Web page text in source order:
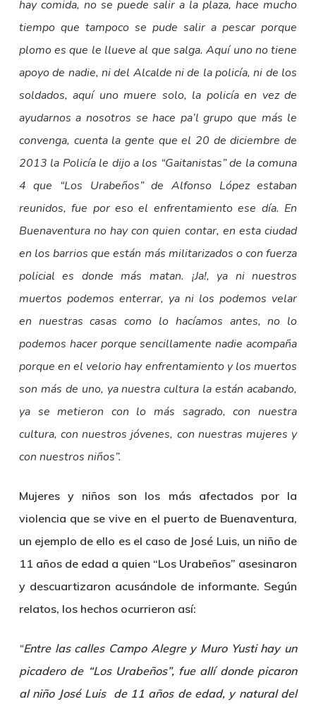
hay comida, no se puede salir a la plaza, hace mucho
tiempo que tampoco se pude salir a pescar porque
plomo es que le llueve al que salga. Aquí uno no tiene
apoyo de nadie, ni del Alcalde ni de la policía, ni de los
soldados, aquí uno muere solo, la policía en vez de
ayudarnos a nosotros se hace pa’l grupo que más le
convenga, cuenta la gente que el 20 de diciembre de
2013 la Policía le dijo a los “Gaitanistas” de la comuna
4 que “Los Urabeños” de Alfonso López estaban
reunidos, fue por eso el enfrentamiento ese día. En
Buenaventura no hay con quien contar, en esta ciudad
en los barrios que están más militarizados o con fuerza
policial es donde más matan. ¡Ja!, ya ni nuestros
muertos podemos enterrar, ya ni los podemos velar
en nuestras casas como lo hacíamos antes, no lo
podemos hacer porque sencillamente nadie acompaña
porque en el velorio hay enfrentamiento y los muertos
son más de uno, ya nuestra cultura la están acabando,
ya se metieron con lo más sagrado, con nuestra
cultura, con nuestros jóvenes, con nuestras mujeres y
con nuestros niños”.
Mujeres y niños son los más afectados por la
violencia que se vive en el puerto de Buenaventura,
un ejemplo de ello es el caso de José Luis, un niño de
11 años de edad a quien “Los Urabeños” asesinaron
y descuartizaron acusándole de informante. Según
relatos, los hechos ocurrieron así:
“Entre las calles Campo Alegre y Muro Yusti hay un
picadero de “Los Urabeños”, fue allí donde picaron
al niño José Luis de 11 años de edad, y natural del